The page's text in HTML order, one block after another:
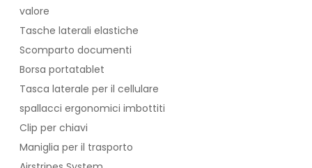
valore
Tasche laterali elastiche
Scomparto documenti
Borsa portatablet
Tasca laterale per il cellulare
spallacci ergonomici imbottiti
Clip per chiavi
Maniglia per il trasporto